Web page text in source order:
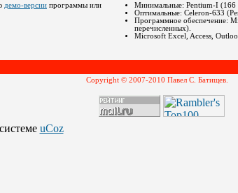
демо-версии программы или
Минимальные: Pentium-I
Оптимальные: Celeron-633
Программное обеспечение:
перечисленных).
Microsoft Excel, Access,
Copyright © 2007-2010 Павел С. Батищев.
uCoz